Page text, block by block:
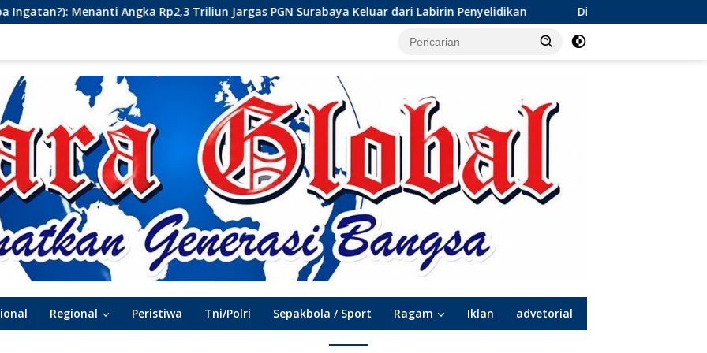
Rp2,3 Triliun Jargas PGN Surabaya Keluar dari Labirin Penyelidikan Dinamika Baru Sepak Bola Surabaya:
Regional Peristiwa Tni/Polri Sepakbola / Sport Ragam Iklan advetorial